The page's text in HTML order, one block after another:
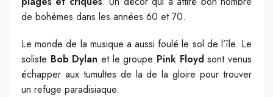
de bohèmes dans les années 60 et 70.
Le monde de la musique a aussi foulé le sol de l’île. Le
soliste Bob Dylan et le groupe Pink Floydsont venus
échapper aux tumultes de la de la gloire pour trouver
un refuge paradisiaque.